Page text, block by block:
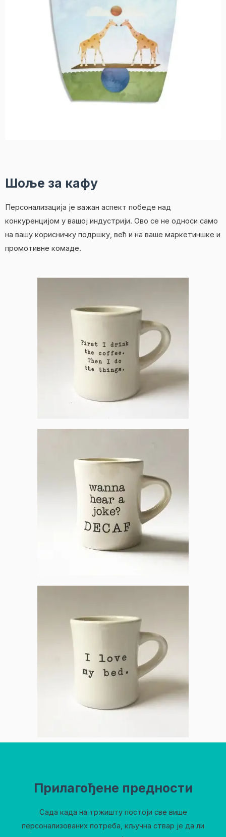
Шоље за кафу
Персонализација је важан аспект победе над
конкуренцијом у вашој индустрији. Ово се не односи само
на вашу корисничку подршку, већ и на ваше маркетиншке и
промотивне комаде.
Прилагођене предности
Сада када на тржишту постоји све више
персонализованих потреба, кључна ствар је да ли